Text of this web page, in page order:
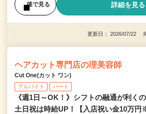
後で見る 詳細を見る
更新日： 2026/07/22
ヘアカット専門店の理美容師
Cut One(カット ワン)
アルバイト パート
《週1日～OK！》シフトの融通が利く
土日祝は時給UP！【入店祝い金10万円